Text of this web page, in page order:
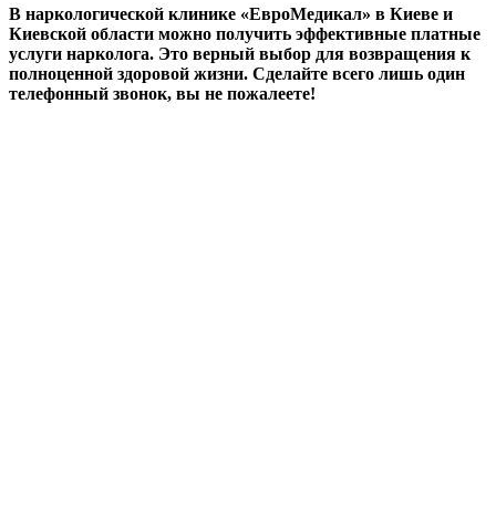
В наркологической клинике «ЕвроМедикал» в Киеве и
Киевской области можно получить эффективные платные
услуги нарколога. Это верный выбор для возвращения к
полноценной здоровой жизни. Сделайте всего лишь один
телефонный звонок, вы не пожалеете!